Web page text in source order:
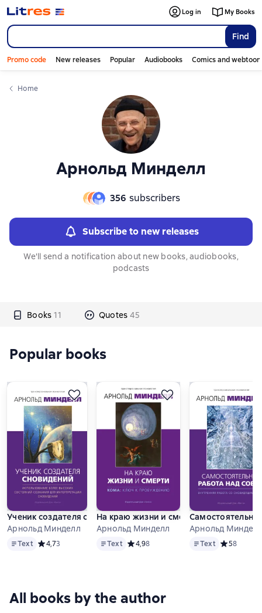
Find
Log in My Books
Promo code New releases Popular Audiobooks Comics and
Home
Арнольд Минделл
356 subscribers
Subscribe to new releases
We'll send a notification about new books, audiobooks,
podcasts
Books 11 Quotes 45
Слайдер с книгами
Popular books
Ученик создателя сновидений. Использование более
Арнольд Минделл
TextText Средний рейтинг 4,7 на основе 3 оценок
4,73
На краю жизни и смерти. Кома: ключ к
Арнольд Минделл
TextText Средний рейтинг 4,9 на основе 8
4,98
Арнольд
TextText Средний
58
All books by the author